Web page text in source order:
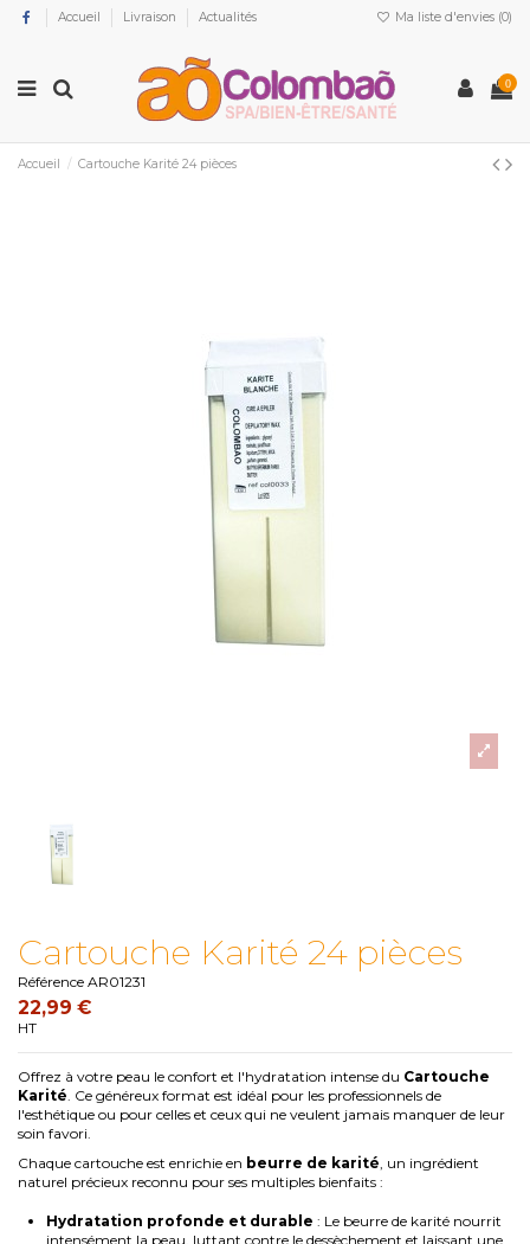
Accueil Livraison Actualités Ma liste d'envies (0)
0
Accueil Cartouche Karité 24 pièces
Cartouche Karité 24 pièces
Référence AR01231
22,99 €
HT
Offrez à votre peau le confort et l'hydratation intense du Cartouche
Karité . Ce généreux format est idéal pour les professionnels de
l'esthétique ou pour celles et ceux qui ne veulent jamais manquer de leur
soin favori.
Chaque cartouche est enrichie en beurre de karité, un ingrédient
naturel précieux reconnu pour ses multiples bienfaits :
Hydratation profonde et durable : Le beurre de karité nourrit
intensément la peau, luttant contre le dessèchement et laissant une